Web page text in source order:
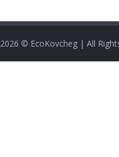
2026 © EcoKovcheg | All